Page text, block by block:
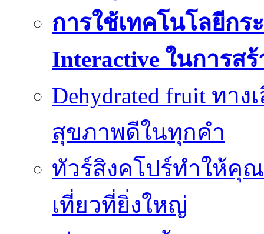
การใช้เทคโนโลยีก
Interactive ในการส
Dehydrated fruit ทา
สุขภาพดีในทุกคำ
ทัวร์สิงคโปร์ทำให้คุ
เที่ยวที่ยิ่งใหญ่